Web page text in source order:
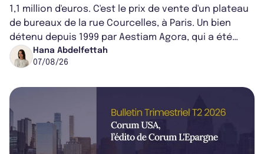
1,1 million d'euros. C'est le prix de vente d'un plateau
de bureaux de la rue Courcelles, à Paris. Un bien
détenu depuis 1999 par Aestiam Agora, qui a été
cédé avec une plus-value...
Hana Abdelfettah
07/08/26